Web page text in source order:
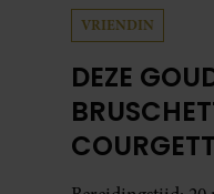
VRIENDIN
DEZE
JE